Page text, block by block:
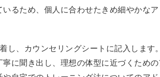
るため、個人に合わせたきめ細やかな
し、カウンセリングシートに記入します
に聞き出し、理想の体型に近づくための